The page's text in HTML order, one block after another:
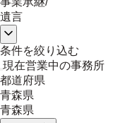
遺言
条件を絞り込む
現在営業中の事務所
都道府県
青森県
青森県